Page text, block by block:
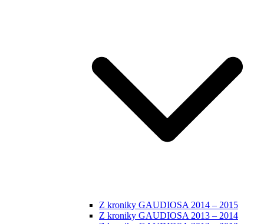
Z kroniky GAUDIOSA 2014 – 2015
Z kroniky GAUDIOSA 2013 – 2014